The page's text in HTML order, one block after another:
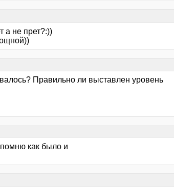
а не прет?:))
Правильно ли выставлен уровень
как было и